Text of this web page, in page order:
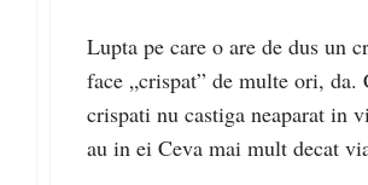
Lupta pe care o are de dus un
face „crispat” de multe ori, da.
crispati nu castiga neaparat in
au in ei Ceva mai mult decat